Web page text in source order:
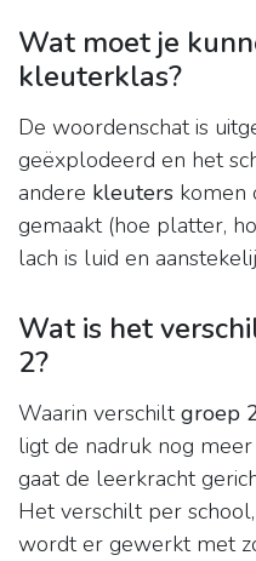
Wat moet je
kleuterklas?
De woordenschat is
geëxplodeerd en het
andere kleuters komen
gemaakt (hoe platter,
lach is luid en
Wat is het
2?
Waarin verschiltgroep
ligt de nadruk nog
gaat de leerkracht
Het verschilt per
wordt er gewerkt met